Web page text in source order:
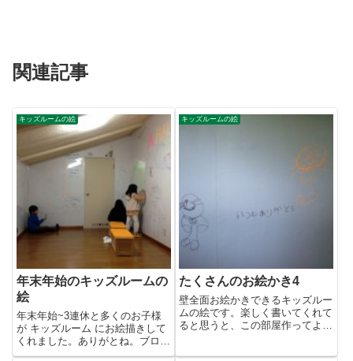
関連記事
キッズルームの絵
年末年始のキッズルームの
絵
年末年始~3連休と多くのお子様
が キッズルーム にお絵描きして
くれました。ありがとね。ブログ
で紹介したいのですが、写真が...
キッズルームの絵
たくさんのお絵かき4
壁全面お絵かきできるキッズルー
ムの絵です。楽しく書いてくれて
ると思うと、この部屋作ってよか